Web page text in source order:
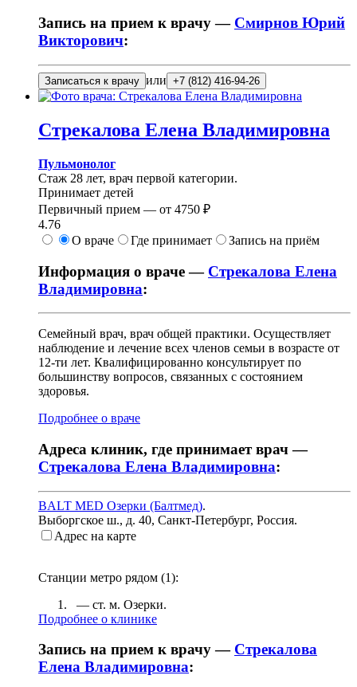
Запись на прием к врачу — Смирнов Юрий
Викторович:
Записаться к врачу или +7 (812) 416-94-26
Стрекалова Елена Владимировна
Пульмонолог
Стаж 28 лет, врач первой категории.
Принимает детей
Первичный прием — от 4750 ₽
4.76
О враче
Где принимает Запись на приём
Информация о враче — Стрекалова Елена
Владимировна:
Семейный врач, врач общей практики. Осуществляет
наблюдение и лечение всех членов семьи в возрасте от
12-ти лет. Квалифицированно консультирует по
большинству вопросов, связанных с состоянием
здоровья.
Подробнее о враче
Адреса клиник, где принимает врач —
Стрекалова Елена Владимировна:
BALT MED Озерки (Балтмед).
Выборгское ш., д. 40, Санкт-Петербург, Россия.
Адрес на карте
Станции метро рядом (1):
— ст. м. Озерки.
Подробнее о клинике
Запись на прием к врачу — Стрекалова
Елена Владимировна: